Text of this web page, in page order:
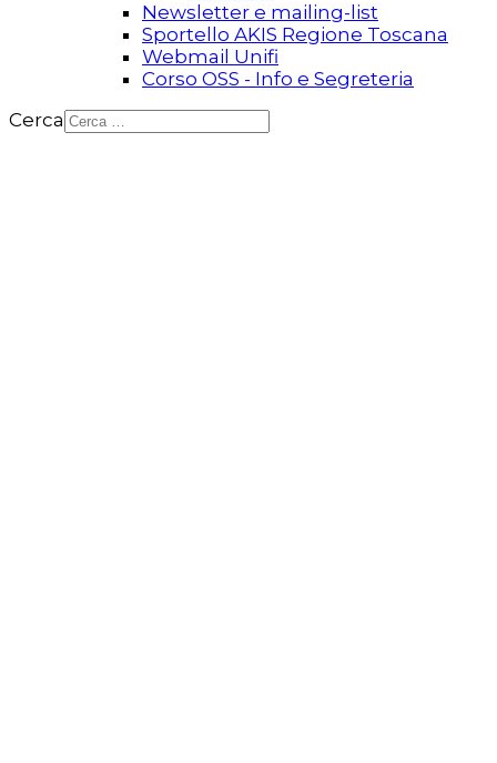
Newsletter e mailing-list
Sportello AKIS Regione Toscana
Webmail Unifi
Corso OSS - Info e Segreteria
Cerca